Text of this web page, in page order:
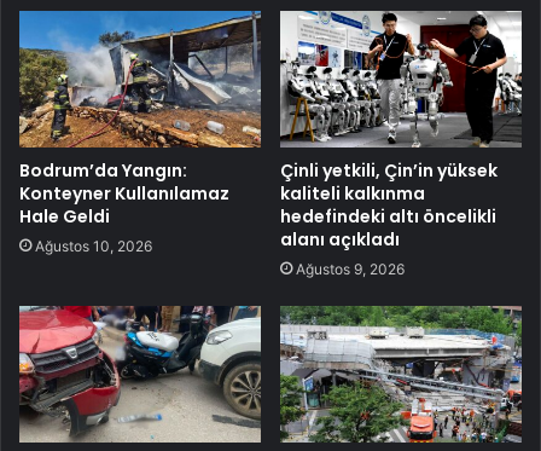
Bodrum’da Yangın:
Konteyner Kullanılamaz
Hale Geldi
Ağustos 10, 2026
Çinli yetkili, Çin’in yüksek
kaliteli kalkınma
hedefindeki altı öncelikli
alanı açıkladı
Ağustos 9, 2026